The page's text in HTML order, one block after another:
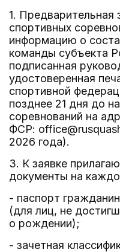
1. Предварительная
спортивных
информацию о
команды субъекта
подписанная
удостоверенная
спортивной
позднее 21 дня до
соревнований на
ФСР:
2026 года).
3. К заявке
документы на
- паспорт
(для лиц, не
о рождении);
- зачетная